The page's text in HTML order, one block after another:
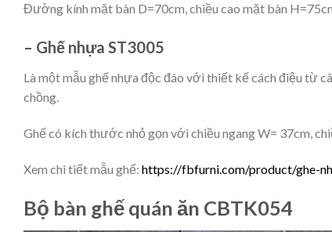
Đường kính mặt bàn D=70cm, chiều cao mặt bàn
– Ghế nhựa ST3005
Là một mẫu ghế nhựa độc đáo với thiết kế cách điệu từ
chồng.
Ghế có kích thước nhỏ gọn với chiều ngang W= 37cm,
Xem chi tiết mẫu ghế: https://fbfurni.com/product/ghe-
Bộ bàn ghế quán ăn CBTK054